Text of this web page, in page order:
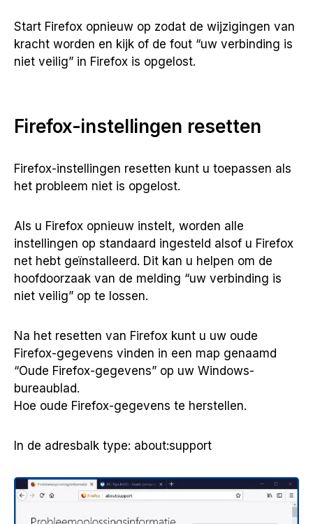
Start Firefox opnieuw op zodat de wijzigingen van
kracht worden en kijk of de fout “uw verbinding is
niet veilig” in Firefox is opgelost.
Firefox-instellingen resetten
Firefox-instellingen resetten kunt u toepassen als
het probleem niet is opgelost.
Als u Firefox opnieuw instelt, worden alle
instellingen op standaard ingesteld alsof u Firefox
net hebt geïnstalleerd. Dit kan u helpen om de
hoofdoorzaak van de melding “uw verbinding is
niet veilig” op te lossen.
Na het resetten van Firefox kunt u uw oude
Firefox-gegevens vinden in een map genaamd
“Oude Firefox-gegevens” op uw Windows-
bureaublad.
Hoe oude Firefox-gegevens te herstellen.
In de adresbalk type: about:support